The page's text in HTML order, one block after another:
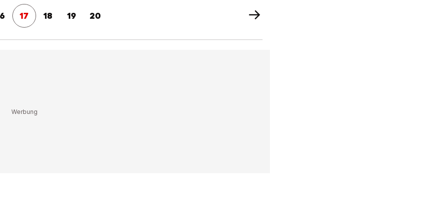
17 18 19 20